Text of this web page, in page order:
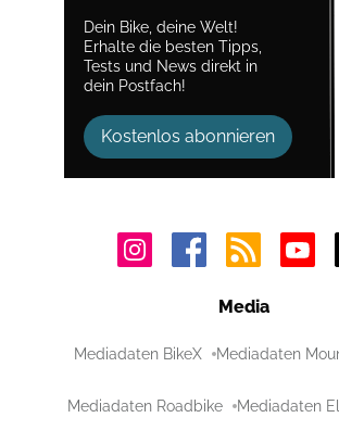
Dein Bike, deine Welt!
Erhalte die besten Tipps,
Tests und News direkt in
dein Postfach!
Kostenlos abonnieren
Media
Mediadaten BikeX Mediadaten
Mediadaten Roadbike Mediadaten